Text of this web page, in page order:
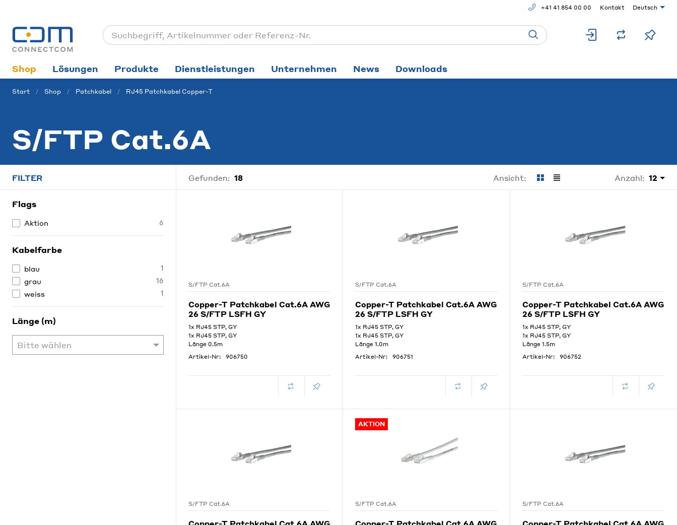
+41 41 854 00 00 Kontakt Deutsch
Shop Lösungen Produkte Dienstleistungen Unternehmen News Downloads
Start Shop Patchkabel RJ45 Patchkabel Copper-T
S/FTP Cat.6A
FILTER Gefunden: 18 Ansicht: Anzahl: 12
Flags
Aktion 6
Kabelfarbe
blau 1
grau 16
weiss 1
Länge (m)
S/FTP Cat.6A
Copper-T Patchkabel Cat.6A AWG
26 S/FTP LSFH GY
1x RJ45 STP, GY
1x RJ45 STP, GY
Länge 0.5m
Artikel-Nr:
906750
S/FTP Cat.6A
Copper-T Patchkabel Cat.6A AWG
26 S/FTP LSFH GY
1x RJ45 STP, GY
1x RJ45 STP, GY
Länge 1.0m
Artikel-Nr:
906751
S/FTP Cat.6A
Copper-T Patchkabel Cat.6A AWG
26 S/FTP LSFH GY
1x RJ45 STP, GY
1x RJ45 STP, GY
Länge 1.5m
Artikel-Nr:
906752
S/FTP Cat.6A
AKTION
S/FTP Cat.6A S/FTP Cat.6A